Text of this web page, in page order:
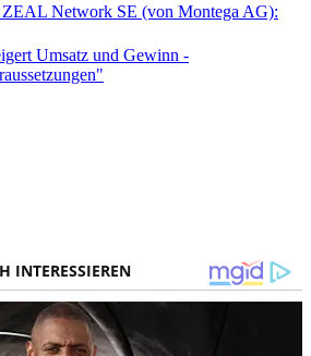
ZEAL Network SE (von Montega AG):
Umsatz und Gewinn -